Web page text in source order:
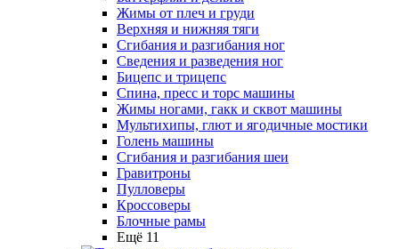
Жимы от плеч и груди
Верхняя и нижняя тяги
Сгибания и разгибания ног
Сведения и разведения ног
Бицепс и трицепс
Спина, пресс и торс машины
Жимы ногами, гакк и сквот машины
Мультихипы, глют и ягодичные мостики
Голень машины
Сгибания и разгибания шеи
Гравитроны
Пулловеры
Кроссоверы
Блочные рамы
Ещё 11